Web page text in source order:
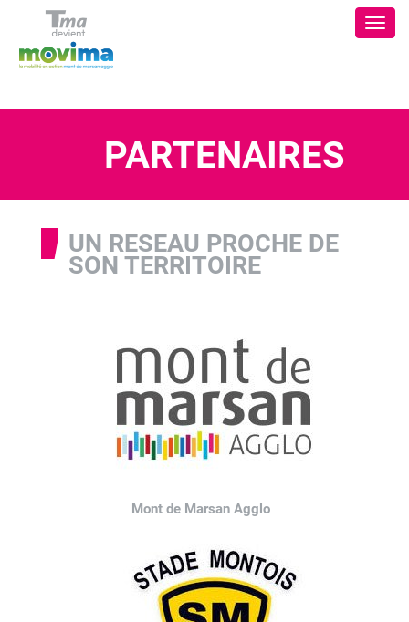
Toggle
PARTENAIRES
UN RESEAU PROCHE DE
SON TERRITOIRE
Mont de Marsan Agglo